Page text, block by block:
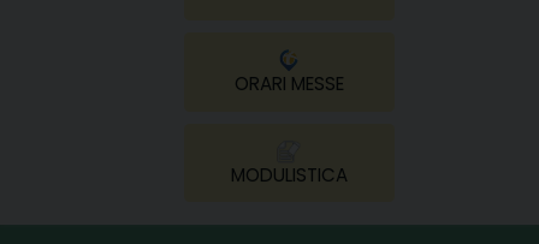
ORARI MESSE
MODULISTICA